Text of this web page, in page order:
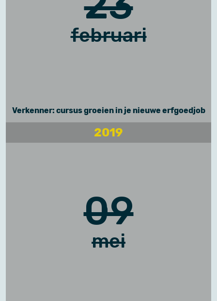
februari
Verkenner: cursus groeien in je nieuwe erfgoedjob
2019
09
mei